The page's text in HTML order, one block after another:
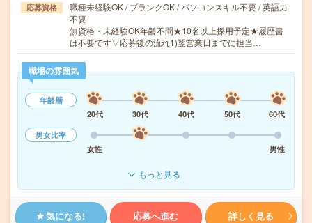
応募資格
職種未経験OK / ブランクOK / パソコンスキル不要 / 英語力
不要
無資格・未経験OK年齢不問★10名以上採用予定★履歴書
は不要です▽応募後の流れ1)翌営業日までに担当…
職場の雰囲気
年齢層
20代
30代 40代 50代
60代
男女比率
女性
男性
もっと見る
気になる! 応募へ進む 詳しく見る